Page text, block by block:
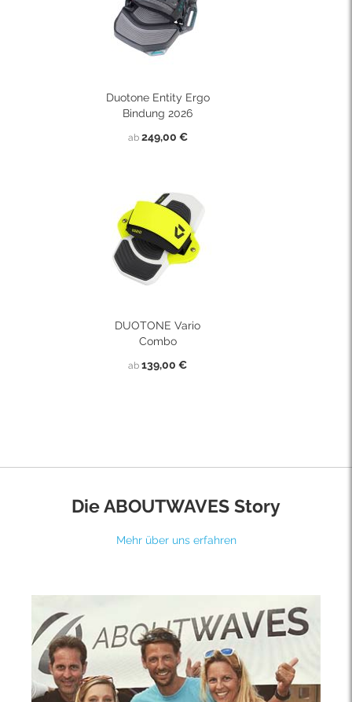
Duotone Entity Ergo
Bindung 2026
ab 249,00 €
DUOTONE Vario
Combo
ab 139,00 €
Die ABOUTWAVES Story
Mehr über uns erfahren